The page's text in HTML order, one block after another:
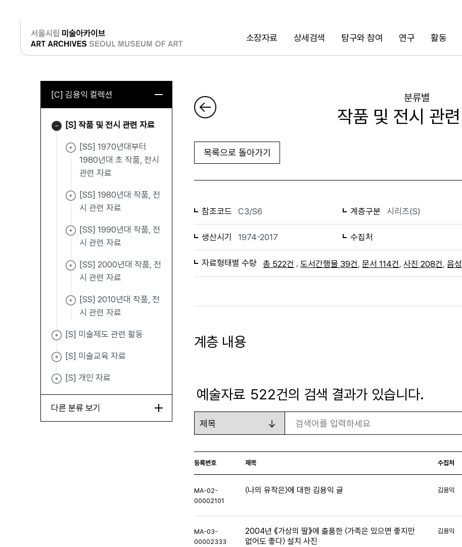
소장자료 상세검색 탐구와 참여 연구 활동
검색
로그인
[C] 김용익 컬렉션
[S] 작품 및 전시 관련 자료
[SS] 1970년대부터
1980년대 초 작품, 전시
관련 자료
[SS] 1980년대 작품, 전
시 관련 자료
[SS] 1990년대 작품, 전
시 관련 자료
[SS] 2000년대 작품, 전
시 관련 자료
[SS] 2010년대 작품, 전
시 관련 자료
[S] 미술제도 관련 활동
[S] 미술교육 자료
[S] 개인 자료
다른 분류 보기
분류별
작품 및 전시 관
목록으로 돌아가기
참조코드 C3/S6 계층구분 시리즈(S)
생산시기 1974-2017 수집처
자료형태별 수량 총 522건 , 도서간행물 39건 ,문서 114건 ,사진 208건 ,음
계층 내용
예술자료 522건의 검색 결과가 있습니다.
검색
등록번호 제목 수집처
MA-02-
00002101
〈나의 유작은〉에 대한 김용익 글 김용익
MA-03-
00002333
2004년 《가상의 딸》에 출품한 〈가족은 있으면 좋지만
없어도 좋다〉 설치 사진
김용익